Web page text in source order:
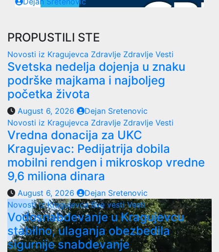
PROPUSTILI STE
Novosti iz Kragujevca Zdravlje Zdravlje Vesti
Svetska nedelja dojenja u znaku
podrške majkama i najboljeg
početka života
August 6, 2026
Dejan Sretenovic
Novosti iz Kragujevca Zdravlje Zdravlje Vesti
Vredna donacija za UKC
Kragujevac: Pedijatrija dobila
mobilni rendgen i mikroskop vredne
9,6 miliona dinara
August 6, 2026
Dejan Sretenovic
Novosti iz KragujevcaSve vestiVesti
Vodosnabdevanje u Kragujevcu
stabilno, ulaganja obezbedila
sigurnije snabdevanje